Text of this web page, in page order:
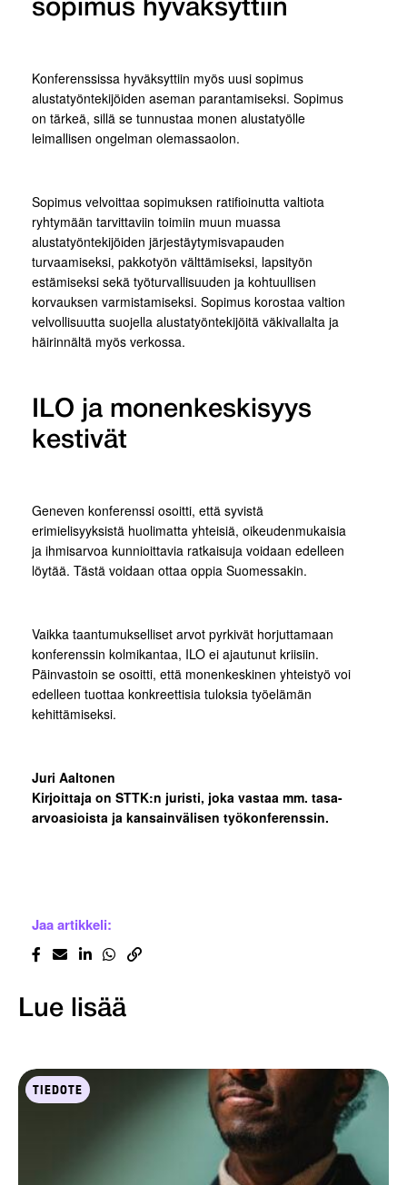
sopimus hyväksyttiin
Konferenssissa hyväksyttiin myös uusi sopimus
alustatyöntekijöiden aseman parantamiseksi. Sopimus
on tärkeä, sillä se tunnustaa monen alustatyölle
leimallisen ongelman olemassaolon.
Sopimus velvoittaa sopimuksen ratifioinutta valtiota
ryhtymään tarvittaviin toimiin muun muassa
alustatyöntekijöiden järjestäytymisvapauden
turvaamiseksi, pakkotyön välttämiseksi, lapsityön
estämiseksi sekä työturvallisuuden ja kohtuullisen
korvauksen varmistamiseksi. Sopimus korostaa valtion
velvollisuutta suojella alustatyöntekijöitä väkivallalta ja
häirinnältä myös verkossa.
ILO ja monenkeskisyys
kestivät
Geneven konferenssi osoitti, että syvistä
erimielisyyksistä huolimatta yhteisiä, oikeudenmukaisia
ja ihmisarvoa kunnioittavia ratkaisuja voidaan edelleen
löytää. Tästä voidaan ottaa oppia Suomessakin.
Vaikka taantumukselliset arvot pyrkivät horjuttamaan
konferenssin kolmikantaa, ILO ei ajautunut kriisiin.
Päinvastoin se osoitti, että monenkeskinen yhteistyö voi
edelleen tuottaa konkreettisia tuloksia työelämän
kehittämiseksi.
Juri Aaltonen
Kirjoittaja on STTK:n juristi, joka vastaa mm. tasa-
arvoasioista ja kansainvälisen työkonferenssin.
Jaa artikkeli:
Lue lisää
TIEDOTE